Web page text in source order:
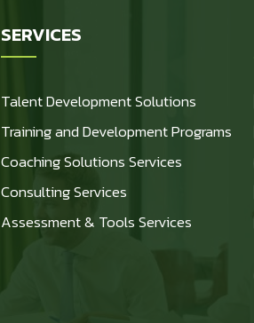
SERVICES
Talent Development Solutions
Training and Development Programs
Coaching Solutions Services
Consulting Services
Assessment & Tools Services